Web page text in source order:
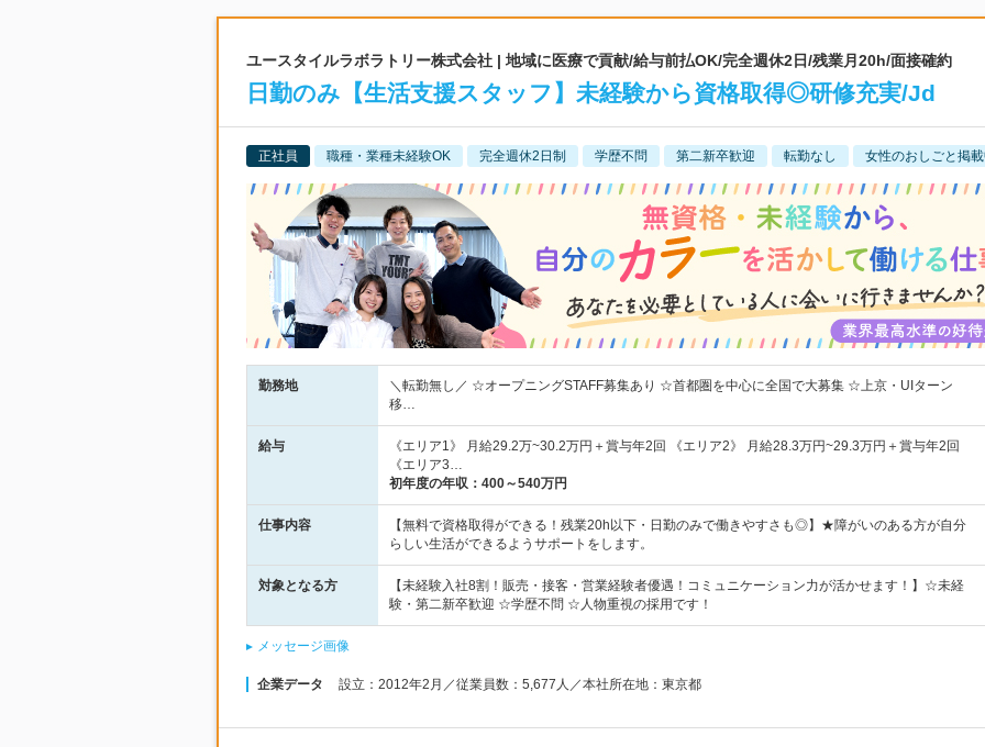
ユースタイルラボラトリー株式会社 | 地域に医療で貢献/給与前払OK/完全週休2日/残業月20h/面接確約
日勤のみ【生活支援スタッフ】未経験から資格取得◎研修充実/Jd
正社員 職種・業種未経験OK 完全週休2日制 学歴不問 第二新卒歓迎 転勤なし 女性のおしごと掲
勤務地
＼転勤無し／ ☆オープニングSTAFF募集あり ☆首都圏を中心に全国で大募集 ☆上京・UIターン
移…
給与
《エリア1》 月給29.2万~30.2万円＋賞与年2回 《エリア2》 月給28.3万円~29.3万円＋賞与年2回
《エリア3…
初年度の年収： 400～540万円
仕事内容
【無料で資格取得ができる！残業20h以下・日勤のみで働きやすさも◎】★障がいのある方が自分
らしい生活ができるようサポートをします。
対象となる方
【未経験入社8割！販売・接客・営業経験者優遇！コミュニケーション力が活かせます！】☆未経
験・第二新卒歓迎 ☆学歴不問 ☆人物重視の採用です！
メッセージ画像
企業データ 設立：2012年2月／従業員数：5,677人／本社所在地：東京都